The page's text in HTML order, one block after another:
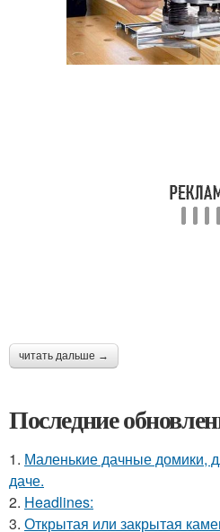
читать дальше →
Последние
1. Маленькие дачные домики,
даче.
2. Headlines:
3. Открытая или закрытая